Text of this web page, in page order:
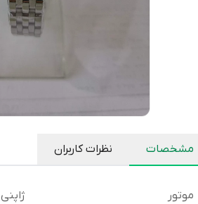
مشخصات نظرات کاربران
موتور ژاپنی